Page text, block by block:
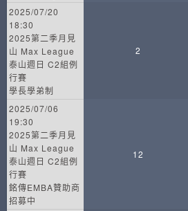
2025/07/20
18:30
2025第二季月見
山 Max League
泰山週日 C2組例
行賽
學長學弟制
2
2025/07/06
19:30
2025第二季月見
山 Max League
泰山週日 C2組例
行賽
銘傳EMBA贊助商
招募中
12